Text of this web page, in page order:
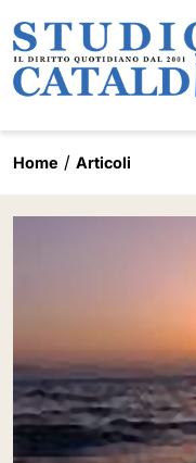
Home Articoli